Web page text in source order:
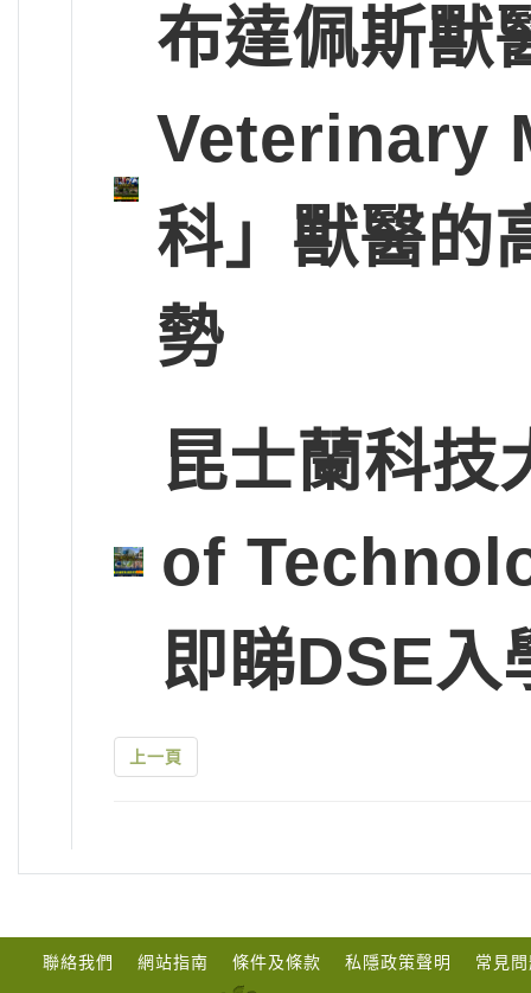
布達佩斯
Veterinary
科」獸醫的
勢
昆士蘭科
of
即睇DSE入
上一頁
聯絡我們 網站指南 條件及條款 私隱政策聲明 常見